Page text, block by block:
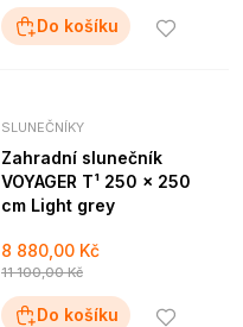
Do košíku
SLUNEČNÍKY
Zahradní slunečník
VOYAGER T¹ 250 x 250
cm Light grey
8 880,00 Kč
11 100,00 Kč
Do košíku